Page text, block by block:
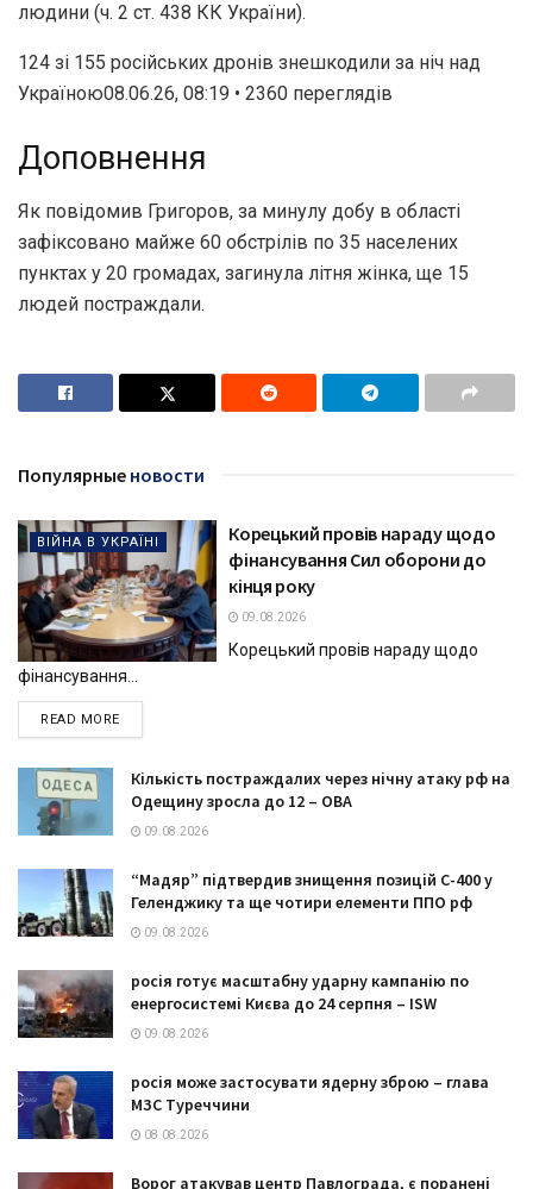
людини (ч. 2 ст. 438 КК України).
124 зі 155 російських дронів знешкодили за ніч над
Україною08.06.26, 08:19 • 2360 переглядiв
Доповнення
Як повідомив Григоров, за минулу добу в області
зафіксовано майже 60 обстрілів по 35 населених
пунктах у 20 громадах, загинула літня жінка, ще 15
людей постраждали.
Популярные новости
ВІЙНА В УКРАЇНІ
Корецький провів нараду щодо
фінансування Сил оборони до
кінця року
09.08.2026
Корецький провів нараду щодо
фінансування...
READ MOREDETAILS
Кількість постраждалих через нічну атаку рф на
Одещину зросла до 12 – ОВА
09.08.2026
“Мадяр” підтвердив знищення позицій С-400 у
Геленджику та ще чотири елементи ППО рф
09.08.2026
росія готує масштабну ударну кампанію по
енергосистемі Києва до 24 серпня – ISW
09.08.2026
росія може застосувати ядерну зброю – глава
МЗС Туреччини
08.08.2026
Ворог атакував центр Павлограда, є поранені